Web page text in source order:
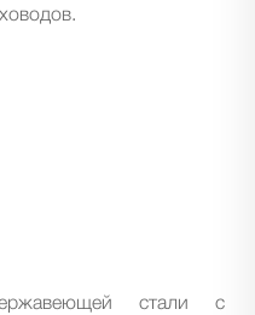
стали с